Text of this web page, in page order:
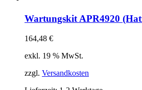
Wartungskit APR4920
164,48 €
exkl. 19 % MwSt.
zzgl. Versandkosten